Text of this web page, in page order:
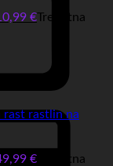
€Trenutna
rast rastlin na
€ Trenutna